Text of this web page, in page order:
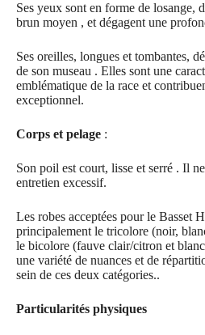
Ses yeux sont en forme de losange,
brun moyen , et dégagent une
Ses oreilles, longues et tombantes,
de son museau . Elles sont une
emblématique de la race et
exceptionnel.
Corps et pelage :
Son poil est court, lisse et serré . Il
entretien excessif.
Les robes acceptées pour le Basset
principalement le tricolore (noir,
le bicolore (fauve clair/citron et
une variété de nuances et de
sein de ces deux catégories..
Particularités physiques